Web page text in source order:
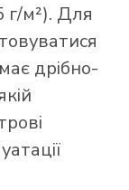
г/м²). Для
дрібно-